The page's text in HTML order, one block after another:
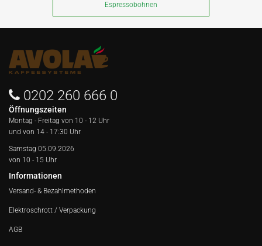
Espressobohnen
0202 260 666 0
Öffnungszeiten
Montag - Freitag von 10 - 12 Uhr
und von 14 - 17:30 Uhr
Samstag 05.09.2026
von 10 - 15 Uhr
Informationen
Versand- & Bezahlmethoden
Elektroschrott / Verpackung
AGB